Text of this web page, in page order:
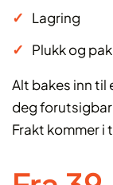
Lagring
Plukk og
Alt bakes inn til
deg
Frakt kommer i